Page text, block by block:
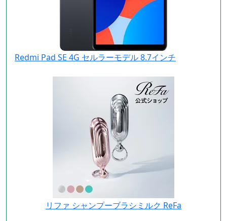
Redmi Pad SE 4G セルラーモデル 8.7インチ
リファ シャンプーブラシミルク ReFa